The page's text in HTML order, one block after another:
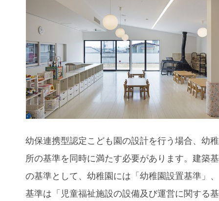
幼保連携型認定こども園の設計を行う場合、幼
所の基準を同時に満たす必要があります。建築
の基準として、幼稚園には「幼稚園設置基準」
基準は「児童福祉施設の設備及び運営に関する